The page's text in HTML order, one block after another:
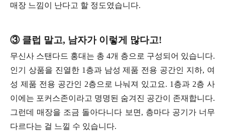
매장 느낌이 난다고 할 정도였습니다.
③ 클럽 말고, 남자가 이렇게 많다고!
무신사 스탠다드 홍대는 총 4개 층으로 구성되어 있습니다.
인기 상품을 진열한 1층과 남성 제품 전용 공간인 지하, 여
성 제품 전용 공간인 2층으로 나눠져 있고요. 1층과 2층 사
이에는 포커스존이라고 명명된 숨겨진 공간이 존재합니다.
그런데 매장을 조금 돌아다니다 보면, 층마다 공기가 너무
다르다는 걸 느낄 수 있습니다.